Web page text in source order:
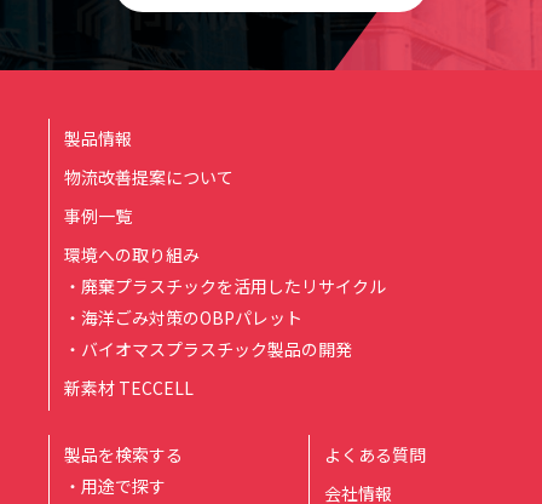
製品情報
物流改善提案について
事例一覧
環境への取り組み
・廃棄プラスチックを活用したリサイクル
・海洋ごみ対策のOBPパレット
・バイオマスプラスチック製品の開発
新素材 TECCELL
製品を検索する
・用途で探す
よくある質問
会社情報